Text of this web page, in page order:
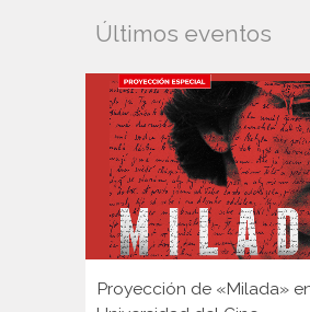
Últimos eventos
Proyección de «Milada»